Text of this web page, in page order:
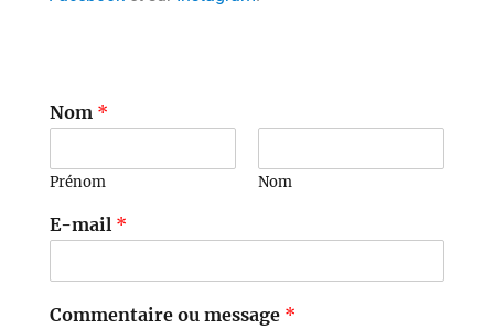
Nom *
Prénom Nom
E-mail *
Commentaire ou message *